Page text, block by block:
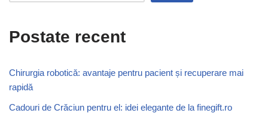
Postate recent
Chirurgia robotică: avantaje pentru pacient și recuperare mai
rapidă
Cadouri de Crăciun pentru el: idei elegante de la finegift.ro